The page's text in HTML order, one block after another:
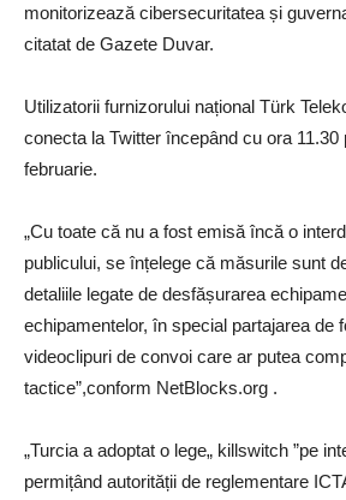
monitorizează cibersecuritatea și
citatat de Gazete Duvar.
Utilizatorii furnizorului național Türk
conecta la Twitter începând cu ora 11.30
februarie.
„Cu toate că nu a fost emisă încă o
publicului, se înțelege că măsurile sunt
detaliile legate de desfășurarea
echipamentelor, în special partajarea de
videoclipuri de convoi care ar putea
tactice”,conform NetBlocks.org .
„Turcia a adoptat o lege„ killswitch ”pe
permițând autorității de reglementare